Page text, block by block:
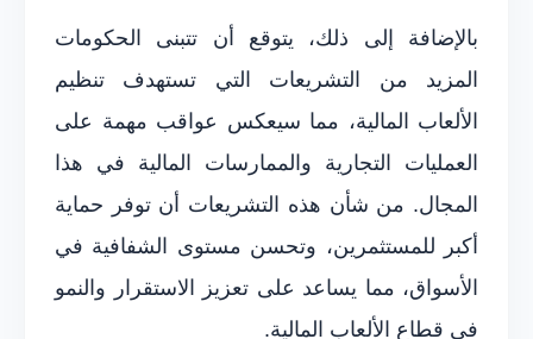
بالإضافة إلى ذلك، يتوقع أن تتبنى الحكومات
المزيد من التشريعات التي تستهدف تنظيم
الألعاب المالية، مما سيعكس عواقب مهمة على
العمليات التجارية والممارسات المالية في هذا
المجال. من شأن هذه التشريعات أن توفر حماية
أكبر للمستثمرين، وتحسن مستوى الشفافية في
الأسواق، مما يساعد على تعزيز الاستقرار والنمو
في قطاع الألعاب المالية.